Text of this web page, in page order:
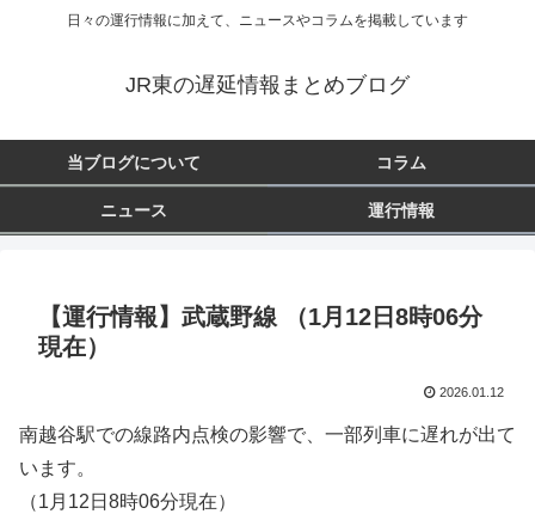
日々の運行情報に加えて、ニュースやコラムを掲載しています
JR東の遅延情報まとめブログ
当ブログについて コラム
ニュース 運行情報
【運行情報】武蔵野線 （1月12日8時06分
現在）
2026.01.12
南越谷駅での線路内点検の影響で、一部列車に遅れが出て
います。
（1月12日8時06分現在）